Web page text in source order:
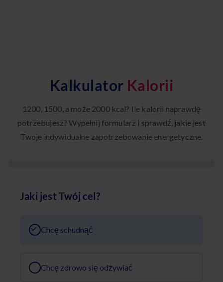
Kalkulator Kalorii
1200, 1500, a może 2000 kcal? Ile kalorii naprawdę
potrzebujesz? Wypełnij formularz i sprawdź, jakie jest
Twoje indywidualne zapotrzebowanie energetyczne.
Jaki jest Twój cel?
Chcę schudnąć
Chcę zdrowo się odżywiać